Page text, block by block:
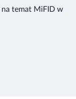
na temat MiFID w